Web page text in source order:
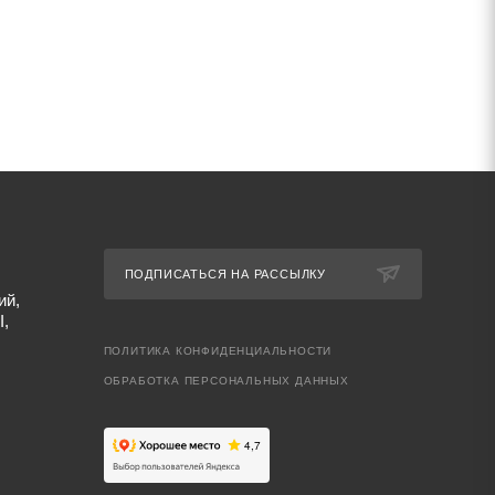
ПОДПИСАТЬСЯ НА РАССЫЛКУ
ПОЛИТИКА КОНФИДЕНЦИАЛЬНОСТИ
ОБРАБОТКА ПЕРСОНАЛЬНЫХ ДАННЫХ